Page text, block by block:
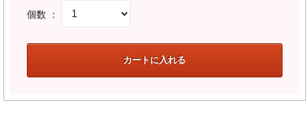
個数 ：